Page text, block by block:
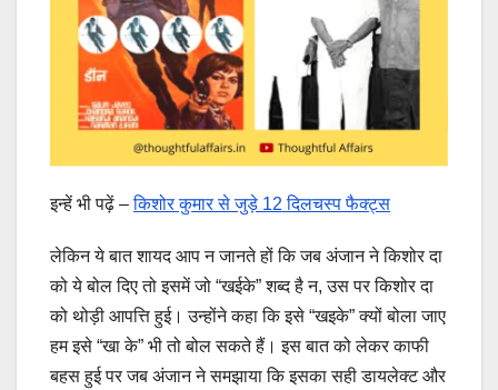
इन्हें भी पढ़ें –किशोर कुमार से जुड़े 12 दिलचस्प फैक्ट्स
लेकिन ये बात शायद आप न जानते हों कि जब अंजान ने किशोर दा
को ये बोल दिए तो इसमें जो “खईके” शब्द है न, उस पर किशोर दा
को थोड़ी आपत्ति हुई। उन्होंने कहा कि इसे “खइके” क्यों बोला जाए
हम इसे “खा के” भी तो बोल सकते हैं। इस बात को लेकर काफी
बहस हुई पर जब अंजान ने समझाया कि इसका सही डायलेक्ट और